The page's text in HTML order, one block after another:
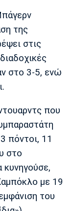
Ατλέτικο
Μαδρίτης
Άρσεναλ
της
στις
στο 3-5, ενώ
που
πόντοι, 11
στο
κυνηγούσε,
με 19
του